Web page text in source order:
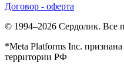
Договор - оферта
© 1994–2026 Сердолик. Все
*Meta Platforms Inc.
территории РФ